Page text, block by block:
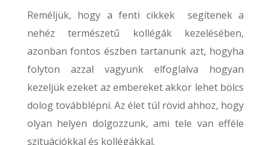
Reméljük, hogy a fenti cikkek segítenek a
nehéz természetű kollégák kezelésében,
azonban fontos észben tartanunk azt, hogyha
folyton azzal vagyunk elfoglalva hogyan
kezeljük ezeket az embereket akkor lehet bölcs
dolog továbblépni. Az élet túl rövid ahhoz, hogy
olyan helyen dolgozzunk, ami tele van efféle
szituációkkal és kollégákkal.